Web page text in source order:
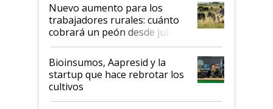
Nuevo aumento para los
trabajadores rurales: cuánto
cobrará un peón desde julio
Bioinsumos, Aapresid y la
startup que hace rebrotar los
cultivos